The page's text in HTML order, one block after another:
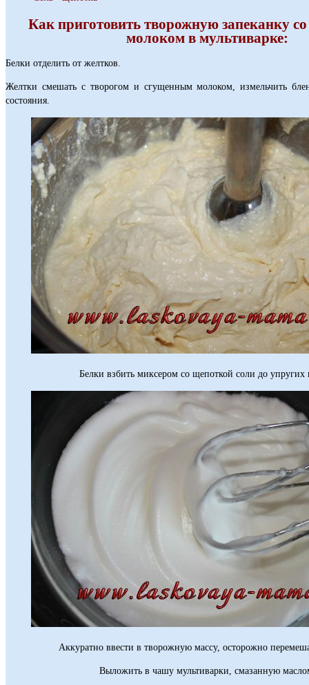
Как приготовить творожную запеканку
молоком в мультиварке:
Белки отделить от желтков.
Желтки смешать с творогом и сгущенным молоком, измельчить
состояния.
Белки взбить миксером со щепоткой соли до упругих
Аккуратно ввести в творожную массу, осторожно
Выложить в чашу мультиварки, смазанную